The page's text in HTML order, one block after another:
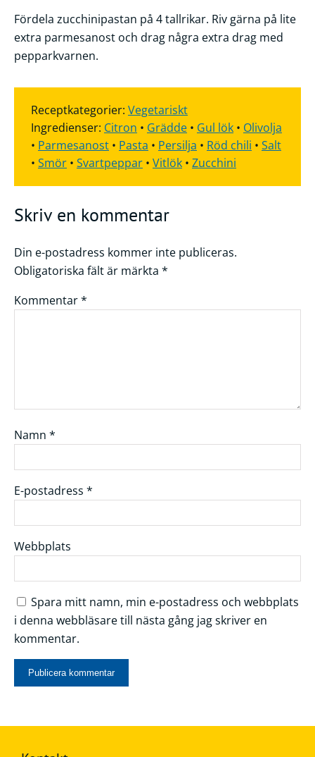
Fördela zucchinipastan på 4 tallrikar. Riv gärna på lite
extra parmesanost och drag några extra drag med
pepparkvarnen.
Receptkategorier: Vegetariskt
Ingredienser: Citron • Grädde • Gul lök • Olivolja
• Parmesanost • Pasta • Persilja • Röd chili • Salt
• Smör • Svartpeppar • Vitlök • Zucchini
Skriv en kommentar
Din e-postadress kommer inte publiceras.
Obligatoriska fält är märkta *
Kommentar*
Namn *
E-postadress *
Webbplats
Spara mitt namn, min e-postadress och webbplats
i denna webbläsare till nästa gång jag skriver en
kommentar.